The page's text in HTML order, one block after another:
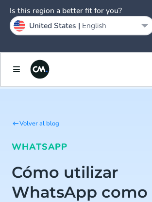
Volver al blog
WHATSAPP
Cómo utilizar
WhatsApp
Is this region a better fit for you?
United States | English